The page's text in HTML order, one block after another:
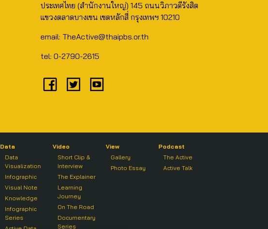
ประเทศไทย (สำนักงานใหญ่) 145 ถนนวิภาวดีรังสิต
แขวงตลาดบางเขน เขตหลักสี่ กรุงเทพฯ 10210
email: TheActive@thaipbs.or.th
tel: 0-2790-2615
Data
Data
Visualization
Infographic
Visual Note
Knowledge
Infographic
Series
Video
Short Clip &
Interview
The Explainer
Learning
Journey
On The Road
Documentary
Series
View
Gallery
Photo Essay
Podcast
The Active
Active Talk